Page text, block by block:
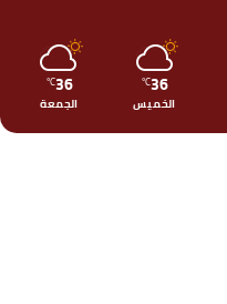
36
℃
الخميس
36
℃
الجمعة